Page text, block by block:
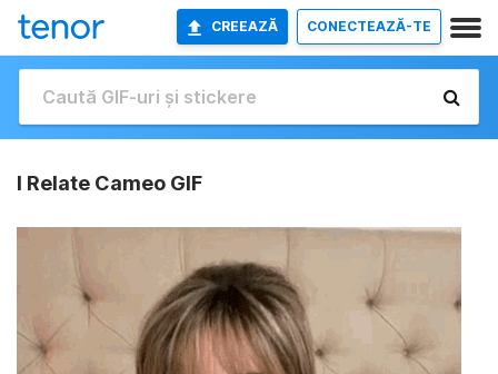
CREEAZĂ CONECTEAZĂ-TE
I Relate Cameo GIF